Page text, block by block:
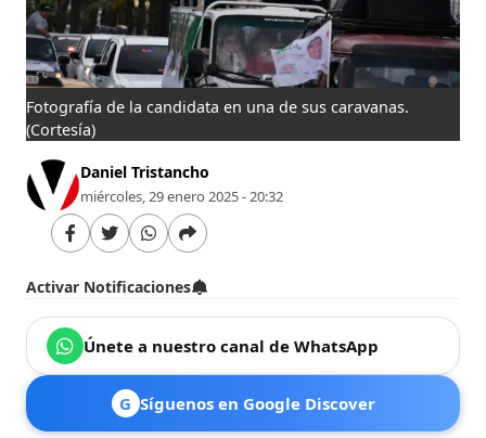
Fotografía de la candidata en una de sus caravanas.
(Cortesía)
Daniel Tristancho
miércoles, 29 enero 2025 - 20:32
Activar Notificaciones
Únete a nuestro canal de WhatsApp
G Síguenos en Google Discover